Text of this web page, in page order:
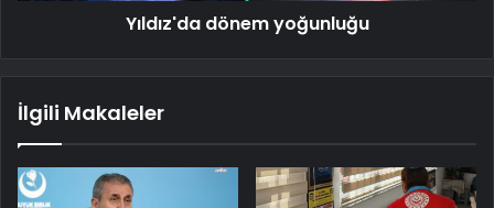
Yıldız'da dönem yoğunluğu
İlgili Makaleler